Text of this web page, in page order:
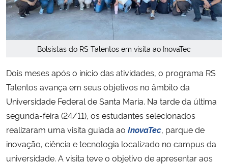
Gabinete de Segurança Institucional
Advocacia-Geral da União
Banco Central do Brasil
Planalto
Bolsistas do RS Talentos em visita ao InovaTec
Dois meses após o início das atividades, o programa RS
Talentos avança em seus objetivos no âmbito da
Universidade Federal de Santa Maria. Na tarde da última
segunda-feira (24/11), os estudantes selecionados
realizaram uma visita guiada ao InovaTec, parque de
inovação, ciência e tecnologia localizado no campus da
universidade. A visita teve o objetivo de apresentar aos